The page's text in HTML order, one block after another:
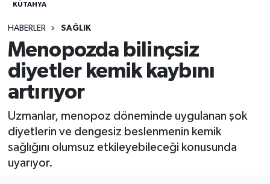
KÜTAHYA
HABERLER SAĞLIK
Menopozda bilinçsiz
diyetler kemik kaybını
artırıyor
Uzmanlar, menopoz döneminde uygulanan şok
diyetlerin ve dengesiz beslenmenin kemik
sağlığını olumsuz etkileyebileceği konusunda
uyarıyor.
Bölge
Çavdarhisar
Dumlupınar
Dünya
Son Dakika Haberleri
Haber Arşivi